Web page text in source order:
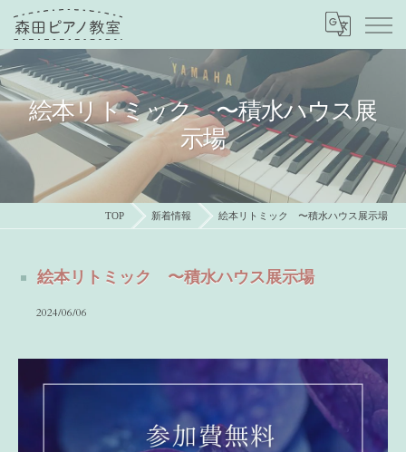
絵本リトミック 〜積水ハウス展
示場
TOP 新着情報 絵本リトミック 〜積水ハウス展示場
絵本リトミック 〜積水ハウス展示場
2024/06/06